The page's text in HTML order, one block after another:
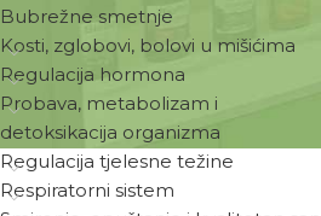
Bubrežne smetnje
Kosti, zglobovi, bolovi u mišićima
Regulacija hormona
Probava, metabolizam i
detoksikacija organizma
Regulacija tjelesne težine
Respiratorni sistem